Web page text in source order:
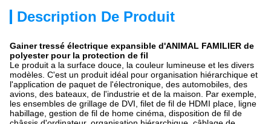
Description De Produit
Gainer tressé électrique expansible d'ANIMAL FAMILIER de
polyester pour la protection de fil
Le produit a la surface douce, la couleur lumineuse et les divers
modèles. C'est un produit idéal pour organisation hiérarchique et
l'application de paquet de l'électronique, des automobiles, des
avions, des bateaux, de l'industrie et de la maison. Par exemple,
les ensembles de grillage de DVI, filet de fil de HDMI place, ligne
habillage, gestion de fil de home cinéma, disposition de fil de